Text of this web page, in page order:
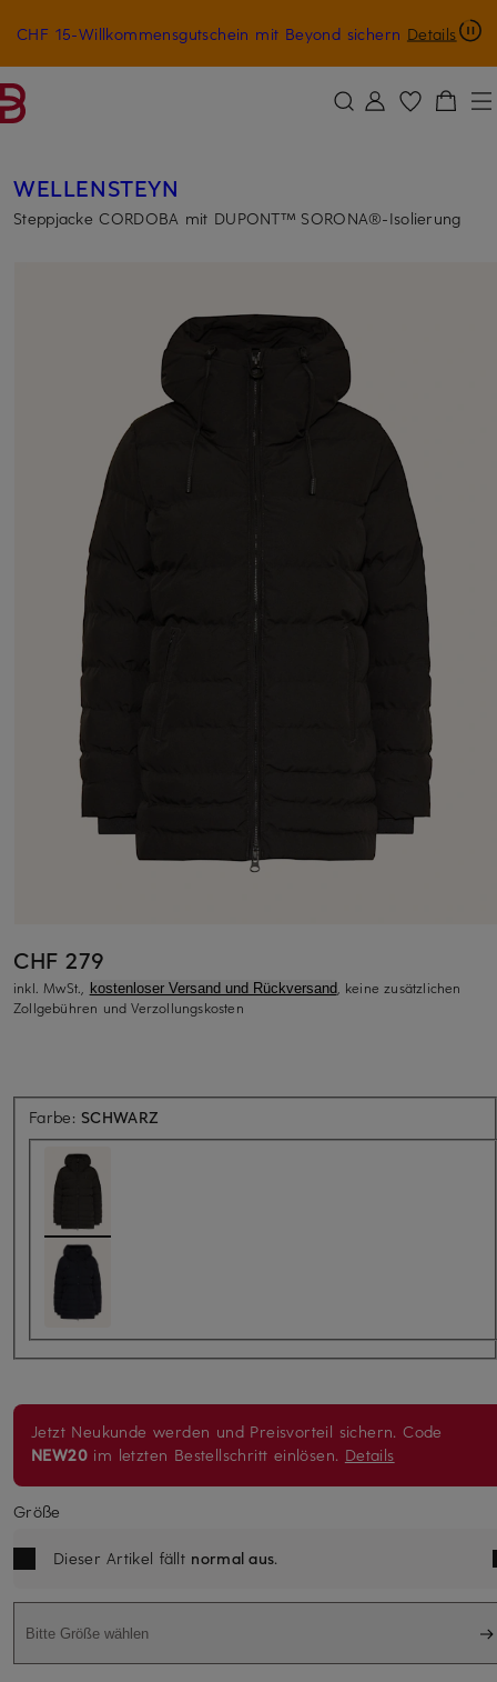
ZUM HAUPTINHALT ÜBERSPRINGEN ZUM SUCHFELD ÜBERSPRINGEN
CHF 15-Willkommensgutschein mit Beyond sichern Details
WELLENSTEYN
Steppjacke CORDOBA mit DUPONT™ SORONA®-Isolierung
CHF 279
inkl. MwSt., kostenloser Versand und Rückversand, keine zusätzlichen
Zollgebühren und Verzollungskosten
Farbe: SCHWARZ
Jetzt Neukunde werden und Preisvorteil sichern. Code
NEW20 im letzten Bestellschritt einlösen. Details
Größe
Dieser Artikel fällt normal aus.
Bitte Größe wählen